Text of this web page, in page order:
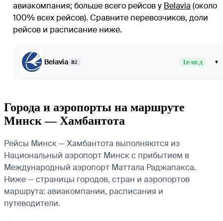
авиакомпания; больше всего рейсов у Belavia (около
100% всех рейсов). Сравните перевозчиков, доли
рейсов и расписание ниже.
Belavia B2 1Р/НЕД ▾
Города и аэропорты на маршруте
Минск — Хамбантота
Рейсы Минск — Хамбантота выполняются из
Национальный аэропорт Минск с прибытием в
Международный аэропорт Маттала Раджапакса.
Ниже — страницы городов, стран и аэропортов
маршрута: авиакомпании, расписания и
путеводители.